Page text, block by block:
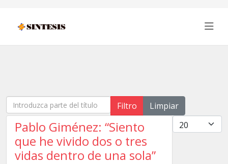
Introduzca parte del título Filtro
Limpiar
Cantidad
Pablo Giménez: “Siento
que he vivido dos o tres
vidas dentro de una sola”